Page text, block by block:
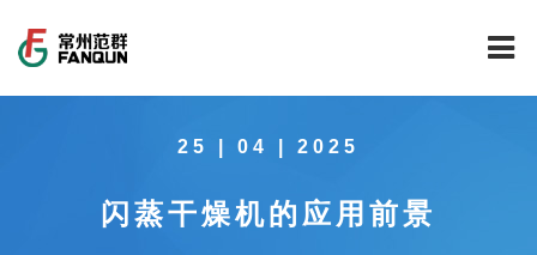
公司介绍
25 | 04 | 2025
闪蒸干燥机的应用前景